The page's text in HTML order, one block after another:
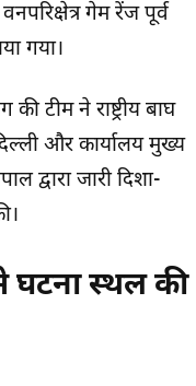
गेम रेंज पूर्व
गया।
टीम ने राष्ट्रीय बाघ
और कार्यालय मुख्य
द्वारा जारी दिशा-
घटना स्थल की